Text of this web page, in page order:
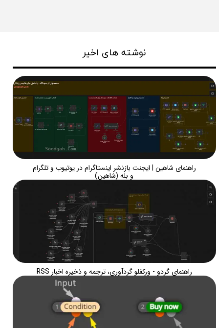
★★
نوشته های اخیر
راهنمای شاهین | ایجنت بازنشر اینستاگرام در یوتیوب و تلگرام
و بله (شاهین)
راهنمای گردو - ورکفلو گردآوری، ترجمه و ذخیره اخبار RSS